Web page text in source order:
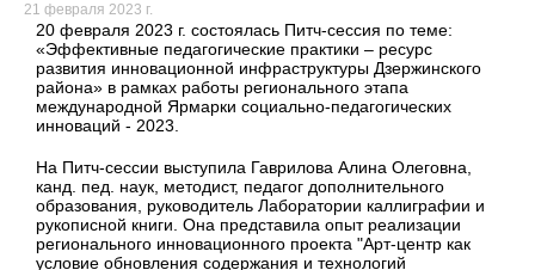
21 февраля 2023 г.
20 февраля 2023 г. состоялась Питч-сессия по теме:
«Эффективные педагогические практики – ресурс
развития инновационной инфраструктуры Дзержинского
района» в рамках работы регионального этапа
международной Ярмарки социально-педагогических
инноваций - 2023.
На Питч-сессии выступила Гаврилова Алина Олеговна,
канд. пед. наук, методист, педагог дополнительного
образования, руководитель Лаборатории каллиграфии и
рукописной книги. Она представила опыт реализации
регионального инновационного проекта "Арт-центр как
условие обновления содержания и технологий